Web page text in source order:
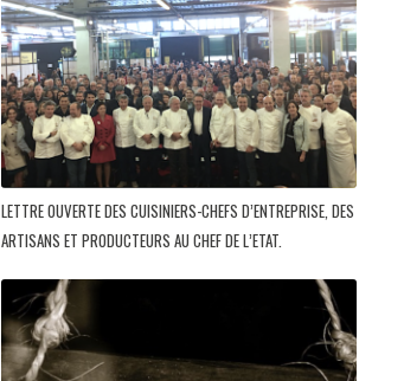
LETTRE OUVERTE DES CUISINIERS-CHEFS D’ENTREPRISE, DES
ARTISANS ET PRODUCTEURS AU CHEF DE L’ETAT.